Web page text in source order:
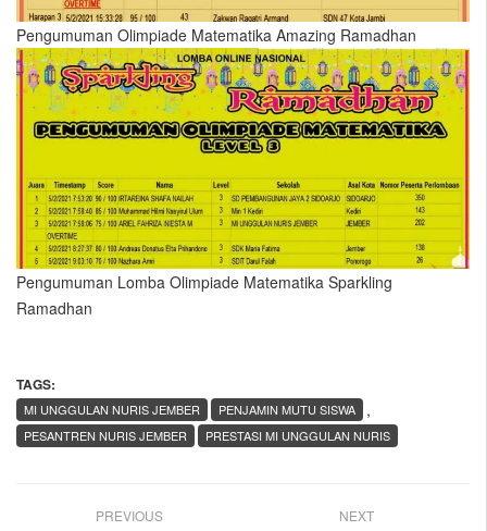
Pengumuman Olimpiade Matematika Amazing Ramadhan
Pengumuman Lomba Olimpiade Matematika Sparkling
Ramadhan
TAGS:
,
MI UNGGULAN NURIS JEMBER
PENJAMIN MUTU SISWA
PESANTREN NURIS JEMBER
PRESTASI MI UNGGULAN NURIS
PREVIOUS NEXT